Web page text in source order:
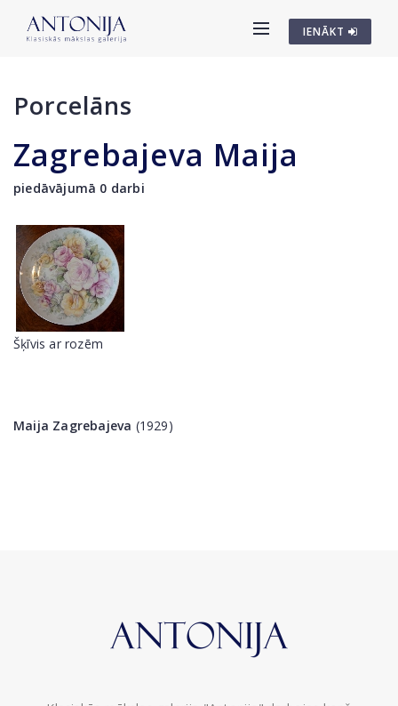
IENĀKT
Porcelāns
Zagrebajeva Maija
piedāvājumā 0 darbi
Šķīvis ar rozēm
Maija Zagrebajeva (1929)